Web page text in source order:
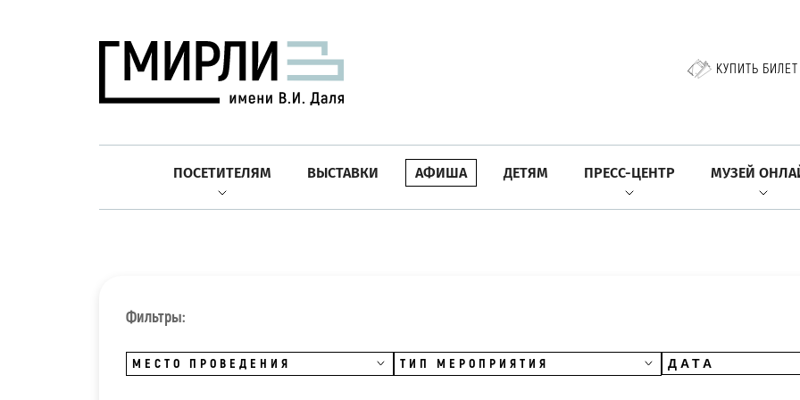
КУПИТЬ БИЛЕТ
ПОСЕТИТЕЛЯМ ВЫСТАВКИ АФИША ДЕТЯМ ПРЕСС-ЦЕНТР МУЗЕЙ
Фильтры:
МЕСТО ПРОВЕДЕНИЯ ТИП МЕРОПРИЯТИЯ